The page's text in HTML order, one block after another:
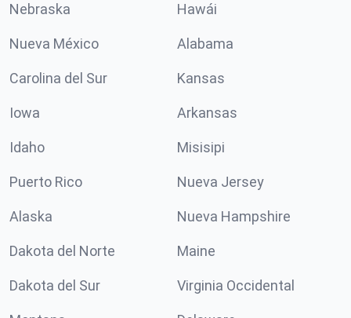
Nebraska Hawái
Nueva México Alabama
Carolina del Sur Kansas
Iowa Arkansas
Idaho Misisipi
Puerto Rico Nueva Jersey
Alaska Nueva Hampshire
Dakota del Norte Maine
Dakota del Sur Virginia Occidental